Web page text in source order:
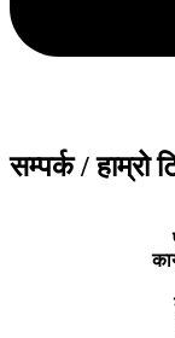
सम्पर्क / हाम्रो